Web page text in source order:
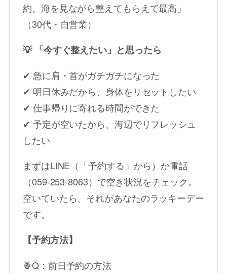
約。海を見ながら整えてもらえて最高」
（30代・自営業）
💡 「今すぐ整えたい」と思ったら
✔ 急に肩・首がガチガチになった
✔ 明日休みだから、身体をリセットしたい
✔ 仕事帰りに寄れる時間ができた
✔ 予定が空いたから、海辺でリフレッシュ
したい
まずはLINE（「予約する」から）か電話
（059-253-8063）で空き状況をチェック。
空いていたら、それがあなたのラッキーデー
です。
【予約方法】
🍍Q：前日予約の方法